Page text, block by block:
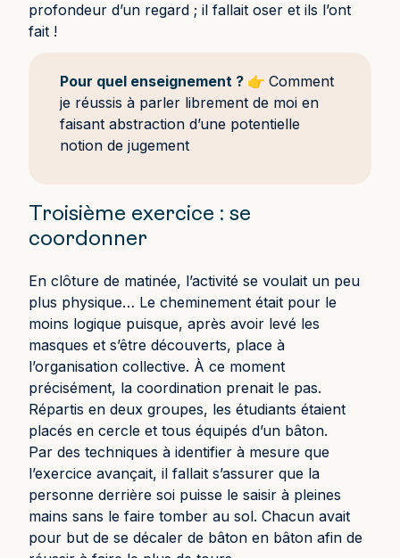
profondeur d’un regard ; il fallait oser et ils l’ont
fait !
Pour quel enseignement ? 👉 Comment
je réussis à parler librement de moi en
faisant abstraction d’une potentielle
notion de jugement
Troisième exercice : se
coordonner
En clôture de matinée, l’activité se voulait un peu
plus physique… Le cheminement était pour le
moins logique puisque, après avoir levé les
masques et s’être découverts, place à
l’organisation collective. À ce moment
précisément, la coordination prenait le pas.
Répartis en deux groupes, les étudiants étaient
placés en cercle et tous équipés d’un bâton.
Par des techniques à identifier à mesure que
l’exercice avançait, il fallait s’assurer que la
personne derrière soi puisse le saisir à pleines
mains sans le faire tomber au sol. Chacun avait
pour but de se décaler de bâton en bâton afin de